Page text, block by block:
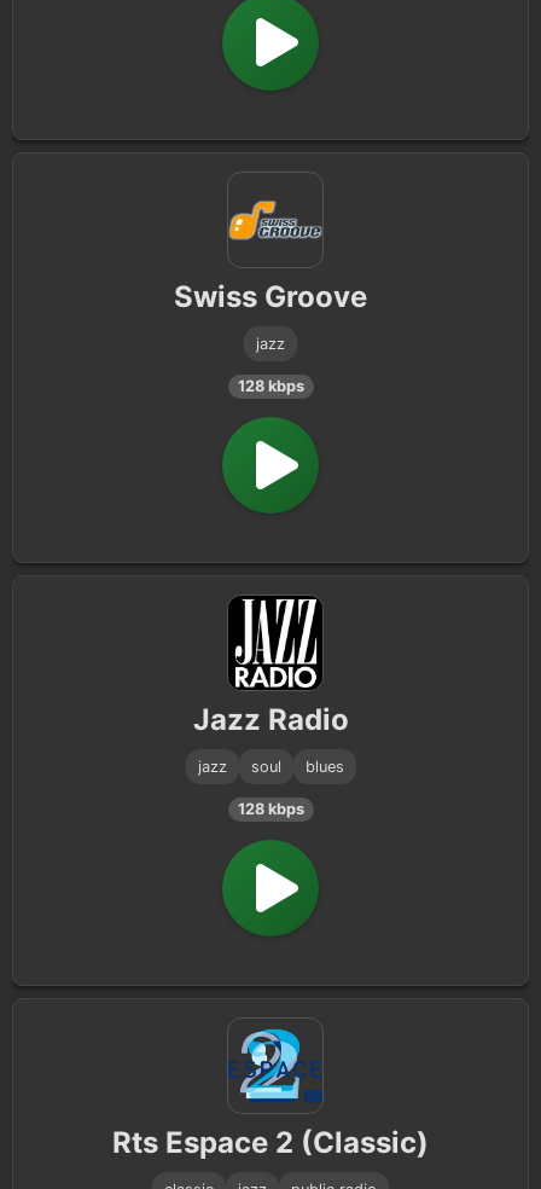
Swiss Groove
jazz
128 kbps
Jazz Radio
jazz soul blues
128 kbps
Rts Espace 2 (Classic)